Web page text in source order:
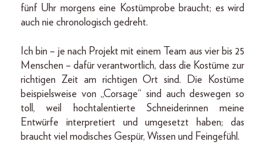
fünf Uhr morgens eine Kostümprobe braucht; es wird
auch nie chronologisch gedreht.
Ich bin – je nach Projekt mit einem Team aus vier bis 25
Menschen – dafür verantwortlich, dass die Kostüme zur
richtigen Zeit am richtigen Ort sind. Die Kostüme
beispielsweise von „Corsage“ sind auch deswegen so
toll, weil hochtalentierte Schneiderinnen meine
Entwürfe interpretiert und umgesetzt haben; das
braucht viel modisches Gespür, Wissen und Feingefühl.